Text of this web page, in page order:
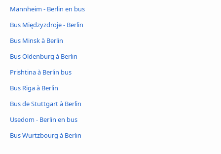
Mannheim - Berlin en bus
Bus Międzyzdroje - Berlin
Bus Minsk à Berlin
Bus Oldenburg à Berlin
Prishtina à Berlin bus
Bus Riga à Berlin
Bus de Stuttgart à Berlin
Usedom - Berlin en bus
Bus Wurtzbourg à Berlin